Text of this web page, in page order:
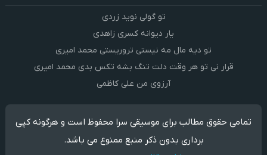
تو گولی نوید زردی
یار دیوانه کسری زاهدی
تو دیه مال مه نیستی تروریستی محمد امیری
قرار نی تو هر وقت دلت تنگ بشه تکس بدی محمد امیری
آرزوی من علی کاظمی
تمامی حقوق مطالب برای موسیقی سرا محفوظ است و هرگونه کپی
برداری بدون ذکر منبع ممنوع می باشد.